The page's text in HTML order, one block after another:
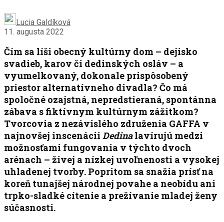
Lucia Galdíková
11. augusta 2022
Čím sa líši obecný kultúrny dom – dejisko
svadieb, karov či dedinských osláv – a
vyumelkovaný, dokonale prispôsobený
priestor alternatívneho divadla? Čo má
spoločné ozajstná, nepredstieraná, spontánna
zábava s fiktívnym kultúrnym zážitkom?
Tvorcovia z nezávislého združenia GAFFA v
najnovšej inscenácii Dedinalavírujú medzi
možnosťami fungovania v týchto dvoch
arénach – živej a nízkej uvoľnenosti a vysokej
uhladenej tvorby. Popritom sa snažia prísť na
koreň tunajšej národnej povahe a neobídu ani
trpko-sladké cítenie a prežívanie mladej ženy
súčasnosti.